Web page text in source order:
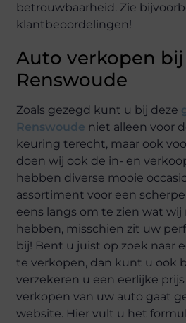
betrouwbaarheid. Zie
klantbeoordelingen!
Auto verkopen
Renswoude
Zoals gezegd kunt u bij deze
Renswoude niet alleen voor
keuring terecht, maar ook
doen wij ook de in- en
hebben diverse mooie
assortiment voor een
eens langs om te zien wat
hebben, misschien zit uw
bij! Bent u juist op zoek naar
te verkopen, dan kunt u ook
verzekeren u een eerlijke
verkopen van uw auto gaat
website. Hier vult u het